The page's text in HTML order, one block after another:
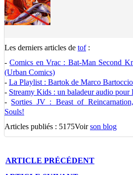
Les derniers articles de tof:
-Comics en Vrac : Bat-Man Second
(Urban Comics)
- La Playlist : Bartok de Marco
- Streamy Kids : un baladeur audio pour
- Sorties JV : Beast of
Souls!
Articles publiés : 5175Voirson blog
ARTICLE PRÉCÉDENT